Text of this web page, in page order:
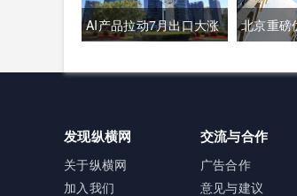
AI产品拉动7月出口大涨
北京重磅
发现纵横网
关于纵横网
加入我们
交流与合作
广告合作
意见与建议